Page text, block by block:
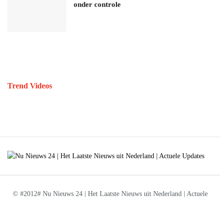
onder controle
Trend Videos
© #2012# Nu Nieuws 24 | Het Laatste Nieuws uit Nederland | Actuele